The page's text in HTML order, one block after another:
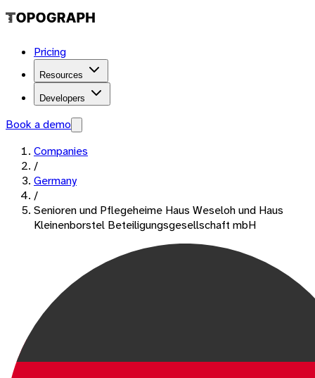
Pricing
Resources
Developers
Book a demo
Companies
/
Germany
/
Senioren und Pflegeheime Haus Weseloh und Haus
Kleinenborstel Beteiligungsgesellschaft mbH